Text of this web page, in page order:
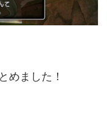
めました！